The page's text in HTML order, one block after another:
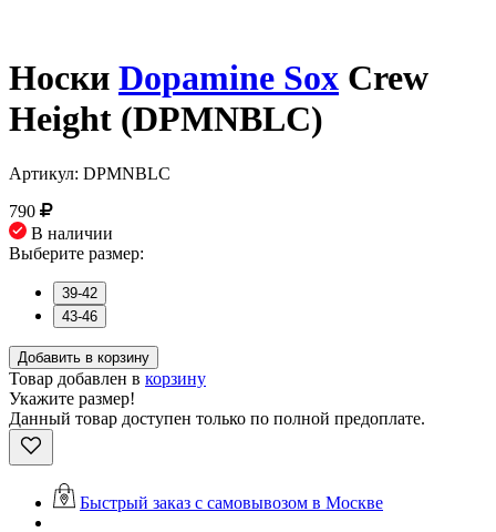
Носки Dopamine Sox Crew
Height (DPMNBLC)
Артикул: DPMNBLC
790
В наличии
Выберите размер:
39-42
43-46
Добавить в корзину
Товар добавлен в корзину
Укажите размер!
Данный товар доступен только по полной предоплате.
Быстрый заказ с самовывозом в Москве